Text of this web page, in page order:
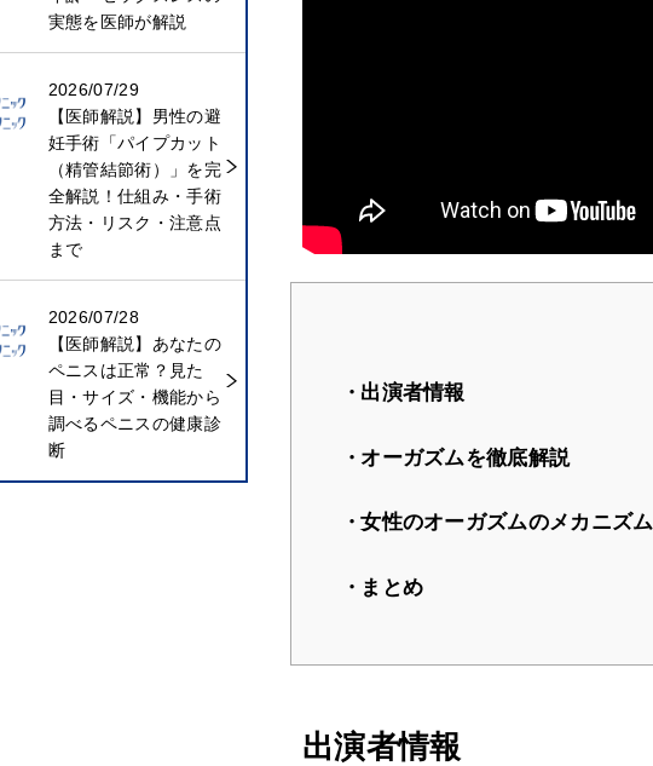
出演者情報
オーガズムを徹底解説
女性のオーガズムのメカニズム
まとめ
出演者情報
実態を医師が解説
2026/07/29
【医師解説】男性の避
妊手術「パイプカット
（精管結節術）」を完
全解説！仕組み・手術
方法・リスク・注意点
まで
2026/07/28
【医師解説】あなたの
ペニスは正常？見た
目・サイズ・機能から
調べるペニスの健康診
断